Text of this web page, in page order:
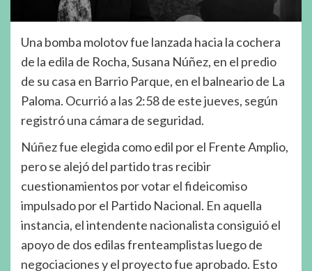
Una bomba molotov fue lanzada hacia la cochera
de la edila de Rocha, Susana Núñez, en el predio
de su casa en Barrio Parque, en el balneario de La
Paloma. Ocurrió a las 2:58 de este jueves, según
registró una cámara de seguridad.
Núñez fue elegida como edil por el Frente Amplio,
pero se alejó del partido tras recibir
cuestionamientos por votar el fideicomiso
impulsado por el Partido Nacional. En aquella
instancia, el intendente nacionalista consiguió el
apoyo de dos edilas frenteamplistas luego de
negociaciones y el proyecto fue aprobado. Esto